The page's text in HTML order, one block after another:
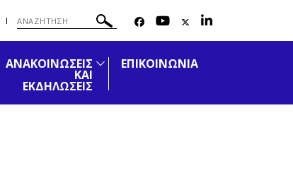
ΑΝΑΚΟΙΝΩΣΕΙΣ
ΚΑΙ
ΕΚΔΗΛΩΣΕΙΣ
ΕΠΙΚΟΙΝΩΝΙΑ